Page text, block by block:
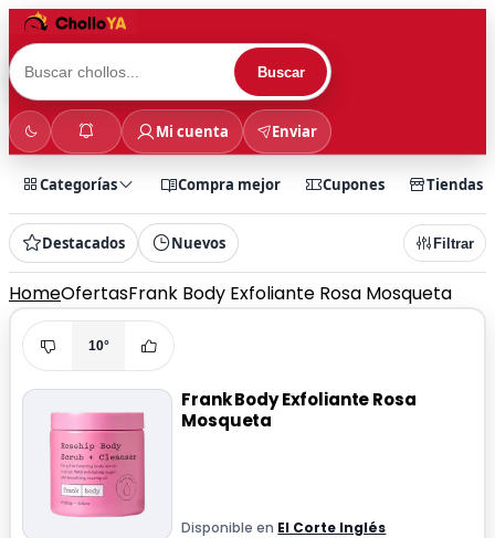
Buscar
Mi cuenta Enviar
Categorías Compra mejor Cupones Tiendas
Destacados Nuevos Filtrar
HomeOfertasFrank Body Exfoliante Rosa Mosqueta
10°
Frank Body Exfoliante Rosa
Mosqueta
Disponible en El Corte Inglés